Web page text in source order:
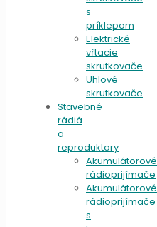
s
príklepom
Elektrické
vŕtacie
skrutkovače
Uhlové
skrutkovače
Stavebné
rádiá
a
reproduktory
Akumulátorové
rádioprijímače
Akumulátorové
rádioprijímače
s